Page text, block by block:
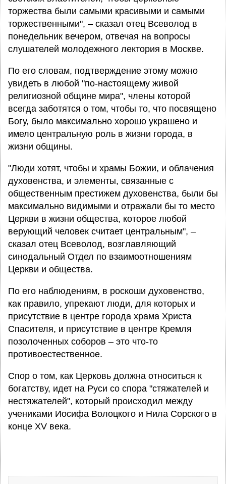
торжества были самыми красивыми и самыми
торжественными", – сказал отец Всеволод в
понедельник вечером, отвечая на вопросы
слушателей молодежного лектория в Москве.
По его словам, подтверждение этому можно
увидеть в любой "по-настоящему живой
религиозной общине мира", члены которой
всегда заботятся о том, чтобы то, что посвящено
Богу, было максимально хорошо украшено и
имело центральную роль в жизни города, в
жизни общины.
"Люди хотят, чтобы и храмы Божии, и облачения
духовенства, и элементы, связанные с
общественным престижем духовенства, были бы
максимально видимыми и отражали бы то место
Церкви в жизни общества, которое любой
верующий человек считает центральным", –
сказал отец Всеволод, возглавляющий
синодальный Отдел по взаимоотношениям
Церкви и общества.
По его наблюдениям, в роскоши духовенство,
как правило, упрекают люди, для которых и
присутствие в центре города храма Христа
Спасителя, и присутствие в центре Кремля
позолоченных соборов – это что-то
противоестественное.
Спор о том, как Церковь должна относиться к
богатству, идет на Руси со спора "стяжателей и
нестяжателей", который происходил между
учениками Иосифа Волоцкого и Нила Сорского в
конце XV века.